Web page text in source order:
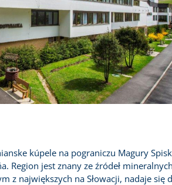
kúpele na pograniczu Magury
Region jest znany ze źródeł
z największych na Słowacji, nadaje się